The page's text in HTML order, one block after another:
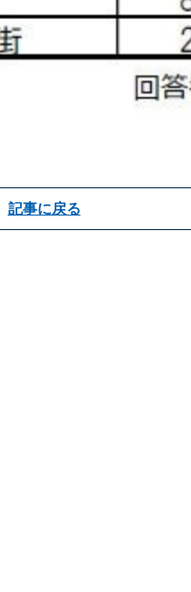
記事に戻る